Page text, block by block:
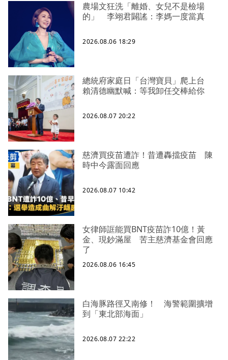
農場文狂洗「離婚、女兒不是檢場
的」 李翊君闢謠：李媽一度當真
2026.08.06 18:29
總統府家庭日「台灣寶貝」爬上台
賴清德幽默喊：等我卸任交棒給你
2026.08.07 20:22
慈濟買疫苗遭詐！昔遭轟擋疫苗 陳
時中今露面回應
2026.08.07 10:42
女律師誆能買BNT疫苗詐10億！黃
金、現鈔滿屋 苦主慈濟基金會回應
了
2026.08.06 16:45
白海豚路徑又南修！ 海警範圍擴增
到「東北部海面」
2026.08.07 22:22